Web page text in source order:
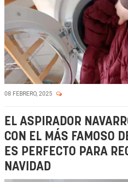
08 FEBRERO, 2025
EL ASPIRADOR
CON EL MÁS FAMOSO
ES PERFECTO PARA
NAVIDAD